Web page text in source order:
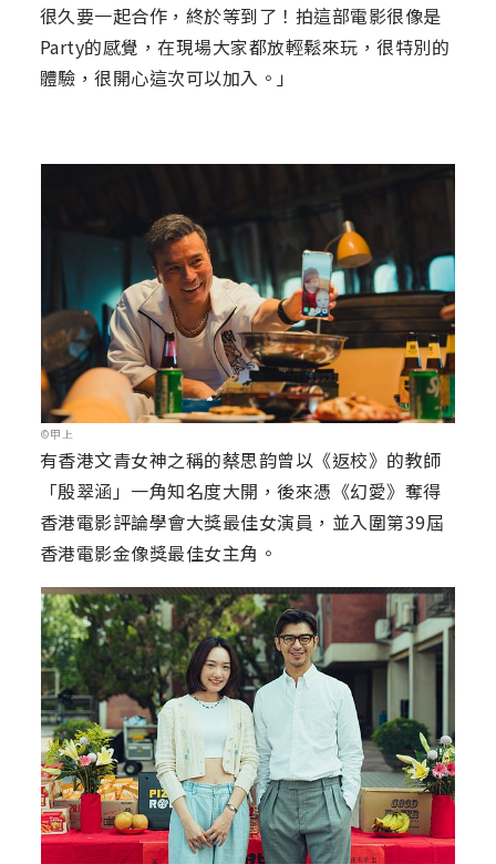
很久要一起合作，終於等到了！拍這部電影很像是
Party的感覺，在現場大家都放輕鬆來玩，很特別的
體驗，很開心這次可以加入。」
©甲上
有香港文青女神之稱的蔡思韵曾以《返校》的教師
「殷翠涵」一角知名度大開，後來憑《幻愛》奪得
香港電影評論學會大獎最佳女演員，並入圍第39屆
香港電影金像獎最佳女主角。